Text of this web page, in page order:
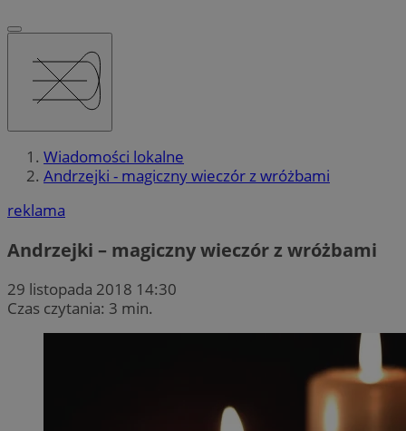
Wiadomości lokalne
Andrzejki - magiczny wieczór z wróżbami
reklama
Andrzejki – magiczny wieczór z wróżbami
29 listopada 2018 14:30
Czas czytania: 3 min.